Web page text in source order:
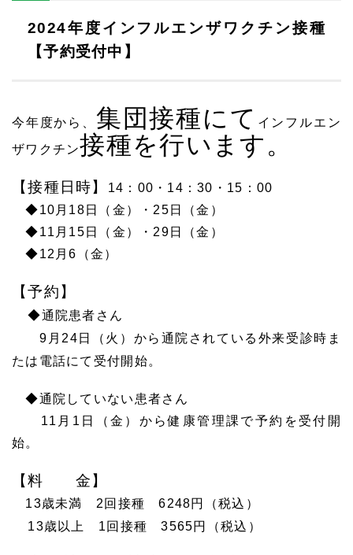
2024年度インフルエンザワクチン接種
【予約受付中】
今年度から、 集団接種にて インフルエン
ザワクチン接種を行います。
【接種日時】
14：00・14：30・15：00
◆10月18日（金）・25日（金）
◆11月15日（金）・29日（金）
◆12月6（金）
【予約】
◆通院患者さん
9月24日（火）から通院されている外来受診時ま
たは電話にて受付開始。
◆通院していない患者さん
11月1日（金）から健康管理課で予約を受付開
始。
【料 金】
13歳未満 2回接種 6248円（税込）
13歳以上 1回接種 3565円（税込）